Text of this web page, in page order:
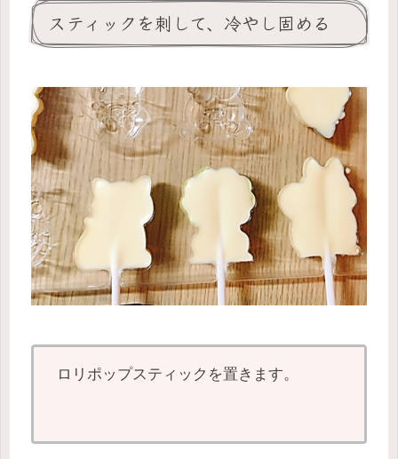
スティックを刺して、冷やし固める
ロリポップスティックを置きます。